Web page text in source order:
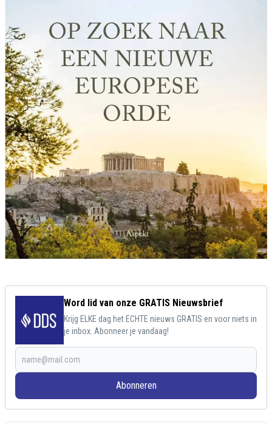
Word lid van onze GRATIS Nieuwsbrief
Krijg ELKE dag het ECHTE nieuws GRATIS en voor niets in
je inbox. Abonneer je vandaag!
Abonneren